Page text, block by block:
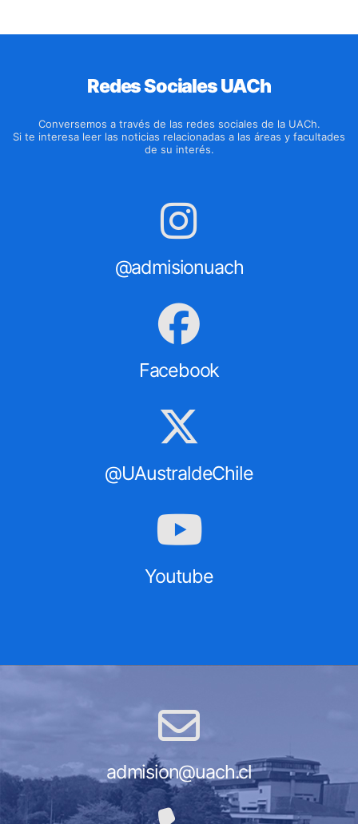
Redes Sociales UACh
Conversemos a través de las redes sociales de la UACh.
Si te interesa leer las noticias relacionadas a las áreas y facultades
de su interés.
@admisionuach
Facebook
@UAustraldeChile
Youtube
admision@uach.cl